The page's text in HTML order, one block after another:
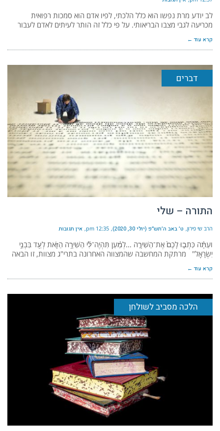
לב יודע מרת נפשו הוא כלל הלכתי, לפיו אדם הוא סמכות רפואית
מכריעה לגבי מצבו הבריאותי. על פי כלל זה הותר לעיתים לאדם לעבור
קרא עוד ←
דברים
התורה – שלי
הרב שי פירון ט׳ באב ה׳תש״פ (יולי 30, 2020) 12:35 pm אין תגובות
ועַתָּ֗ה כִּתְב֤וּ לָכֶם֙ אֶת־הַשִּׁירָ֣ה …לְמַ֨עַן תִּהְיֶה־לִּ֜י הַשִּׁירָ֥ה הַזֹּ֛את לְעֵ֖ד בִּבְנֵ֥י
יִשְׂרָאֵֽל" מרתקת המחשבה שהמצווה האחרונה בתרי"ג מצוות, זו הבאה
קרא עוד ←
הלכה מסביב לשולחן